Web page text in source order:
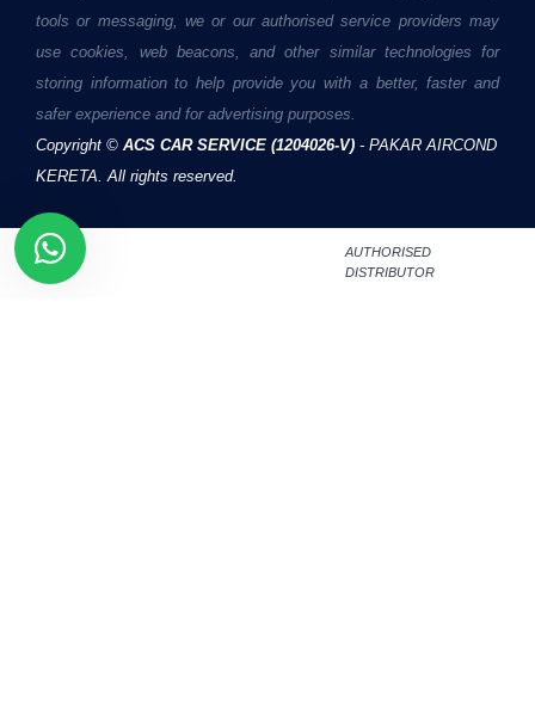
tools or messaging, we or our authorised service providers may
use cookies, web beacons, and other similar technologies for
storing information to help provide you with a better, faster and
safer experience and for advertising purposes.
Copyright © ACS CAR SERVICE (1204026-V) - PAKAR AIRCOND
KERETA. All rights reserved.
AUTHORISED
DISTRIBUTOR